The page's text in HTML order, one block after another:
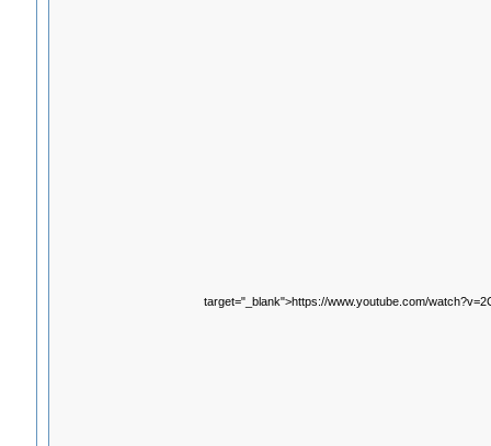
target="_blank">https://www.youtube.com/